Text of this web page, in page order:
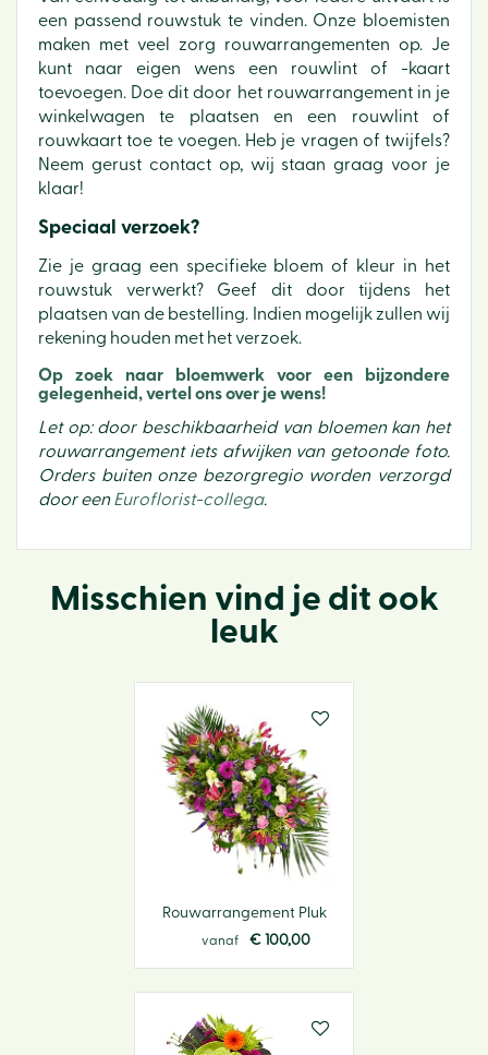
een passend rouwstuk te vinden. Onze bloemisten
maken met veel zorg rouwarrangementen op. Je
kunt naar eigen wens een rouwlint of -kaart
toevoegen. Doe dit door het rouwarrangement in je
winkelwagen te plaatsen en een rouwlint of
rouwkaart toe te voegen. Heb je vragen of twijfels?
Neem gerust contact op, wij staan graag voor je
klaar!
Speciaal verzoek?
Zie je graag een specifieke bloem of kleur in het
rouwstuk verwerkt? Geef dit door tijdens het
plaatsen van de bestelling. Indien mogelijk zullen wij
rekening houden met het verzoek.
Op zoek naar bloemwerk voor een bijzondere
gelegenheid, vertel ons over je wens!
Let op: door beschikbaarheid van bloemen kan het
rouwarrangement iets afwijken van getoonde foto.
Orders buiten onze bezorgregio worden verzorgd
door eenEuroflorist-collega.
Misschien vind je dit ook
leuk
Rouwarrangement Pluk
vanaf € 100,00